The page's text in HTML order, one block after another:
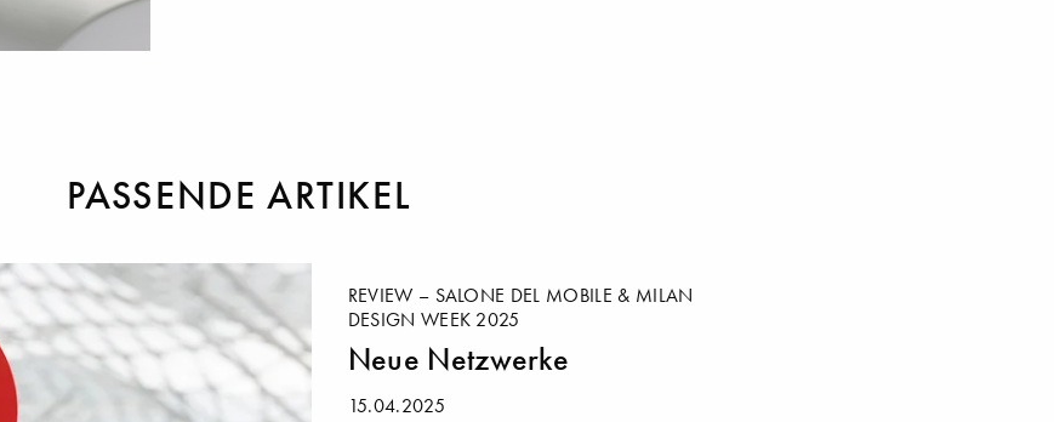
PASSENDE ARTIKEL
REVIEW – SALONE DEL MOBILE & MILAN
DESIGN WEEK 2025
Neue Netzwerke
15.04.2025